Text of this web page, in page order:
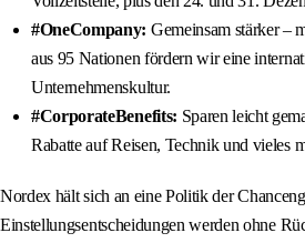
#OneCompany: Gemeinsam stärker –
aus 95 Nationen fördern wir eine
Unternehmenskultur.
#CorporateBenefits: Sparen leicht
Rabatte auf Reisen, Technik und vieles
Nordex hält sich an eine Politik der
Einstellungsentscheidungen werden ohne